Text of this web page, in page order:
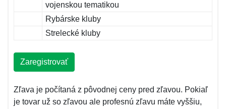
vojenskou tematikou
Rybárske kluby
Strelecké kluby
Zaregistrovať
Zľava je počítaná z pôvodnej ceny pred zľavou. Pokiaľ
je tovar už so zľavou ale profesnú zľavu máte vyššiu,